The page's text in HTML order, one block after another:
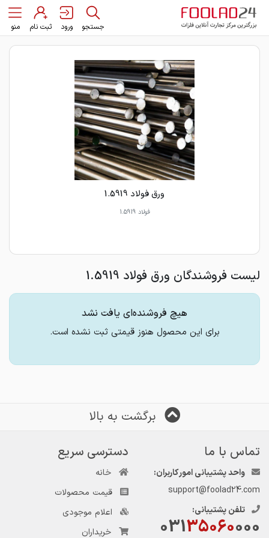
جستجو ورود ثبت نام منو
ورق فولاد 1.5919
فولاد 1.5919
لیست فروشندگان ورق فولاد 1.5919
هیچ فروشنده‌ای یافت نشد
برای این محصول هنوز قیمتی ثبت نشده است.
برگشت به بالا
تماس با ما
واحد پشتیبانی امور کاربران:
support@foolad24.com
تلفن پشتیبانی:
03135060000
دسترسی سریع
خانه
قیمت محصولات
اعلام موجودی
خریداران